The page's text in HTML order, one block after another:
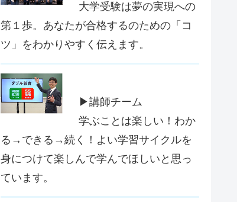
大学受験は夢の実現への
第１歩。あなたが合格するのための「コ
ツ」をわかりやすく伝えます。
▶講師チーム
学ぶことは楽しい！わか
る→できる→続く！よい学習サイクルを
身につけて楽しんで学んでほしいと思っ
ています。